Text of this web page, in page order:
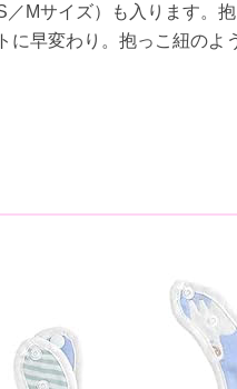
Mサイズ）も入ります。
早変わり。抱っこ紐のよ